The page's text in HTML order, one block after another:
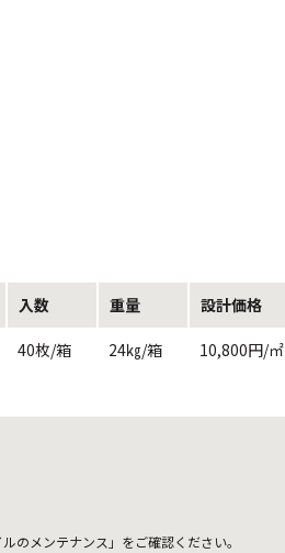
入数 重量 設計価格
40枚/箱 24㎏/箱 10,800円/㎡
のメンテナンス」をご確認ください。